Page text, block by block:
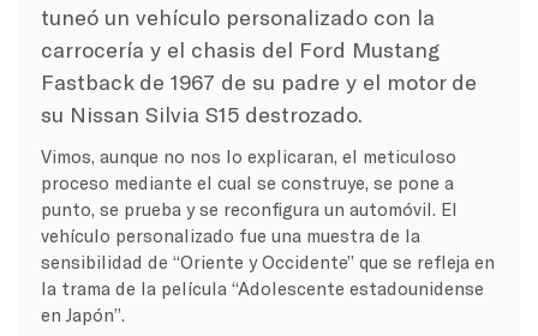
tuneó un vehículo personalizado con la
carrocería y el chasis del Ford Mustang
Fastback de 1967 de su padre y el motor de
su Nissan Silvia S15 destrozado.
Vimos, aunque no nos lo explicaran, el meticuloso
proceso mediante el cual se construye, se pone a
punto, se prueba y se reconfigura un automóvil. El
vehículo personalizado fue una muestra de la
sensibilidad de “Oriente y Occidente” que se refleja en
la trama de la película “Adolescente estadounidense
en Japón”.